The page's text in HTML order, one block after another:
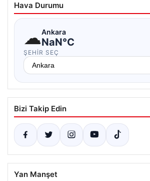
Hava Durumu
☁Ankara
NaN°C
ŞEHIR SEÇ
Bizi Takip Edin
Yan Manşet